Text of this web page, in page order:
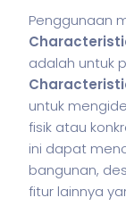
Penggunaan
adalah untuk
untuk
fisik atau
ini dapat
bangunan,
fitur lainnya